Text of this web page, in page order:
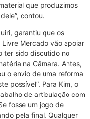
que produzimos
contou.
garantiu que os
Livre Mercado vão apoiar
ter sido discutido no
na Câmara. Antes,
o envio de uma reforma
possível”. Para Kim, o
de articulação com
fosse um jogo de
pela final. Qualquer